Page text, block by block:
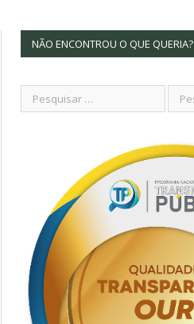
NÃO ENCONTROU O QUE QUERIA?